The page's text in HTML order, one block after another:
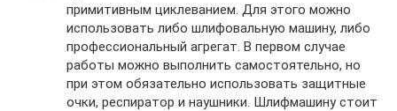
примитивным циклеванием. Для этого можно
использовать либо шлифовальную машину, либо
профессиональный агрегат. В первом случае
работы можно выполнить самостоятельно, но
при этом обязательно использовать защитные
очки, респиратор и наушники. Шлифмашину стоит